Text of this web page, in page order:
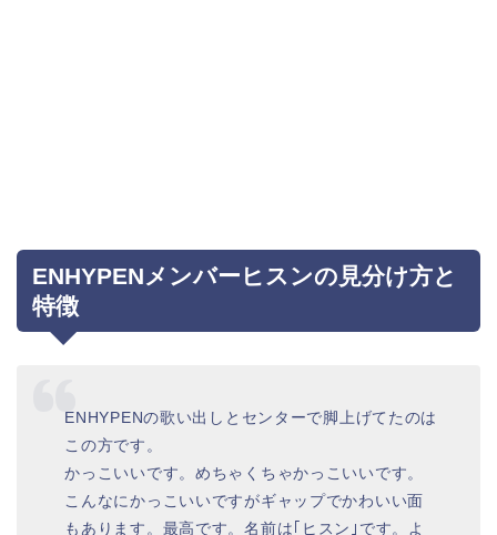
ENHYPENメンバーヒスンの見分け方と
特徴
ENHYPENの歌い出しとセンターで脚上げてたのは
この方です。
かっこいいです。めちゃくちゃかっこいいです。
こんなにかっこいいですがギャップでかわいい面
もあります。最高です。名前は｢ヒスン｣です。よ